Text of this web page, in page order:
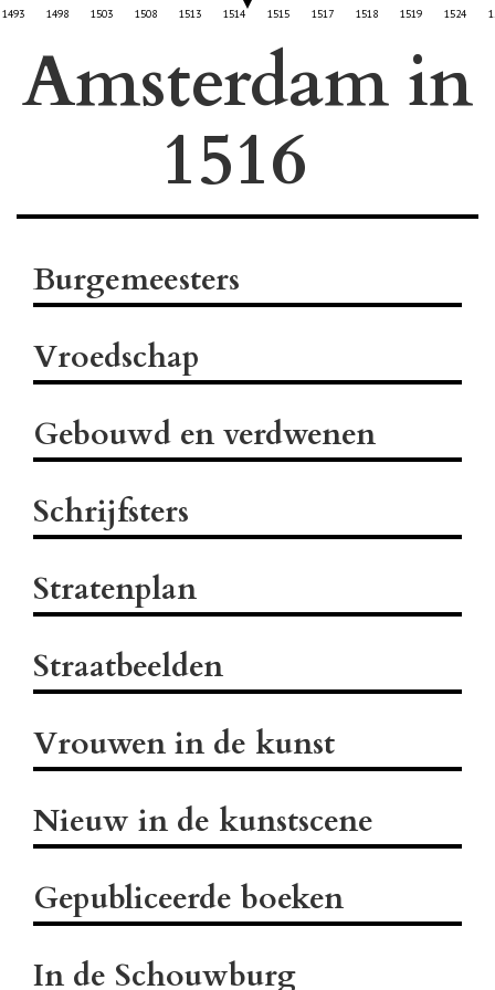
1493 1498 1503 1508 1513 1514 1515 1517 1518 1519 1524
Amsterdam in
Burgemeesters
Vroedschap
Gebouwd en verdwenen
Schrijfsters
Stratenplan
Straatbeelden
Vrouwen in de kunst
Nieuw in de kunstscene
Gepubliceerde boeken
In de Schouwburg